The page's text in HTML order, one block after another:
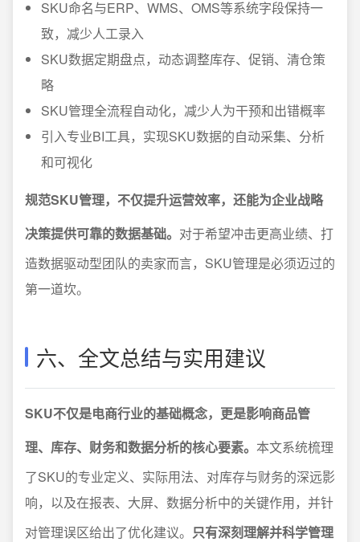
SKU命名与ERP、WMS、OMS等系统字段保持一
致，减少人工录入
SKU数据定期盘点，动态调整库存、促销、清仓策
略
SKU管理全流程自动化，减少人为干预和出错概率
引入专业BI工具，实现SKU数据的自动采集、分析
和可视化
规范SKU管理，不仅提升运营效率，还能为企业战略
决策提供可靠的数据基础。 对于希望冲击更高业绩、打
造数据驱动型团队的卖家而言，SKU管理是必须迈过的
第一道坎。
六、全文总结与实用建议
SKU不仅是电商行业的基础概念，更是影响商品管
理、库存、财务和数据分析的核心要素。 本文系统梳理
了SKU的专业定义、实际用法、对库存与财务的深远影
响，以及在报表、大屏、数据分析中的关键作用，并针
对管理误区给出了优化建议。 只有深刻理解并科学管理